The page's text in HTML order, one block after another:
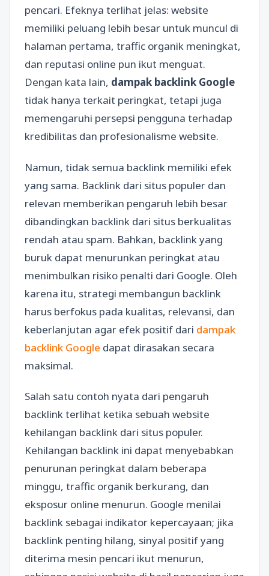
pencari. Efeknya terlihat jelas: website
memiliki peluang lebih besar untuk muncul di
halaman pertama, traffic organik meningkat,
dan reputasi online pun ikut menguat.
Dengan kata lain, dampak backlink Google
tidak hanya terkait peringkat, tetapi juga
memengaruhi persepsi pengguna terhadap
kredibilitas dan profesionalisme website.
Namun, tidak semua backlink memiliki efek
yang sama. Backlink dari situs populer dan
relevan memberikan pengaruh lebih besar
dibandingkan backlink dari situs berkualitas
rendah atau spam. Bahkan, backlink yang
buruk dapat menurunkan peringkat atau
menimbulkan risiko penalti dari Google. Oleh
karena itu, strategi membangun backlink
harus berfokus pada kualitas, relevansi, dan
keberlanjutan agar efek positif dari dampak
backlink Google dapat dirasakan secara
maksimal.
Salah satu contoh nyata dari pengaruh
backlink terlihat ketika sebuah website
kehilangan backlink dari situs populer.
Kehilangan backlink ini dapat menyebabkan
penurunan peringkat dalam beberapa
minggu, traffic organik berkurang, dan
eksposur online menurun. Google menilai
backlink sebagai indikator kepercayaan; jika
backlink penting hilang, sinyal positif yang
diterima mesin pencari ikut menurun,